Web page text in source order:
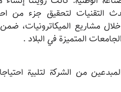
التقنيات لتحقيق جزء من
مشاريع الميكاترونيات، ضمن
المتميزة في البلاد .
من الشركة لتلبية